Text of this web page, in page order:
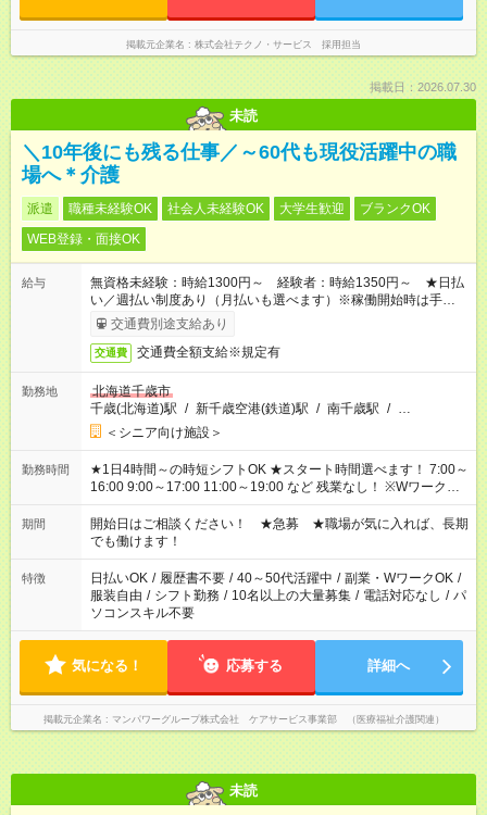
掲載元企業名 株式会社テクノ・サービス 採用担当
掲載日：2026.07.30
未読
＼10年後にも残る仕事／～60代も現役活躍中の職
場へ＊介護
派遣 職種未経験OK 社会人未経験OK 大学生歓迎
ブランクOK
WEB登録・面接OK
給与
無資格未経験：時給1300円～ 経験者：時給1350円～ ★日払
い／週払い制度あり（月払いも選べます）※稼働開始時は手続き
完了次第のお支払いとなります。
交通費別途支給あり
交通費 交通費全額支給※規定有
勤務地
北海道千歳市
千歳(北海道)駅 / 新千歳空港(鉄道)駅 / 南千歳駅 / …
＜シニア向け施設＞
勤務時間
★1日4時間～の時短シフトOK ★スタート時間選べます！ 7:00～
16:00 9:00～17:00 11:00～19:00 など 残業なし！ ※Wワークの
場合、他のお仕事と合わせ週40時間超の就業はご案内できませ
ん ※法令に基づき、週20時間以上勤務は社会保険への加入対象
となります ※労働者派遣法（日雇い派遣の原則禁止）により、
短時間・短期間の就業はご案内が難しい場合があります
期間
開始日はご相談ください！ ★急募 ★職場が気に入れば、長期
でも働けます！
特徴 日払いOK / 履歴書不要 / 40～50代活躍中 / 副業・WワークOK /
服装自由 / シフト勤務 / 10名以上の大量募集 / 電話対応なし / パ
ソコンスキル不要
気になる！ 応募する 詳細へ
掲載元企業名 マンパワーグループ株式会社 ケアサービス事業部 （医療福祉介護関連）
未読